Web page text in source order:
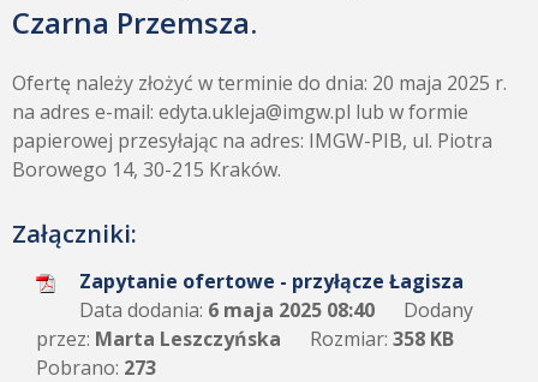
Czarna Przemsza.
Ofertę należy złożyć w terminie do dnia: 20 maja 2025 r.
na adres e-mail: edyta.ukleja@imgw.pl lub w formie
papierowej przesyłając na adres: IMGW-PIB, ul. Piotra
Borowego 14, 30-215 Kraków.
Załączniki:
Zapytanie ofertowe - przyłącze Łagisza
Data dodania: 6 maja 2025 08:40
Dodany
przez: Marta Leszczyńska Rozmiar: 358 KB
Pobrano: 273